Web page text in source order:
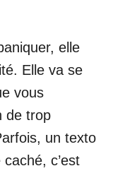
elle
Elle va se
vous
de trop
un texto
c’est